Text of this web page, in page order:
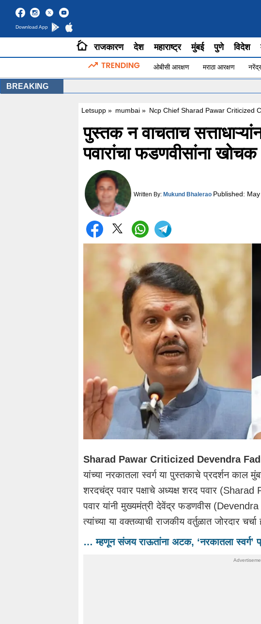
Download App
राजकारण देश महाराष्ट्र मुंबई पुणे विदेश
ओबीसी आरक्षण मराठा आरक्षण
BREAKING
Letsupp » mumbai » Ncp Chief Sharad Pawar Criticized
पुस्तक न वाचताच
पवारांचा फडणवीसांना खोचक
Written By: Mukund Bhalerao Published:
Sharad Pawar Criticized Devendra
यांच्या नरकातला स्वर्ग या पुस्तकाचे प्रदर्शन काल
शरदचंद्र पवार पक्षाचे अध्यक्ष शरद पवार
पवार यांनी मुख्यमंत्री देवेंद्र फडणवीस
त्यांच्या या वक्तव्याची राजकीय वर्तुळात जोरदार
… म्हणून संजय राऊतांना अटक, ‘नरकातला स्वर्ग’